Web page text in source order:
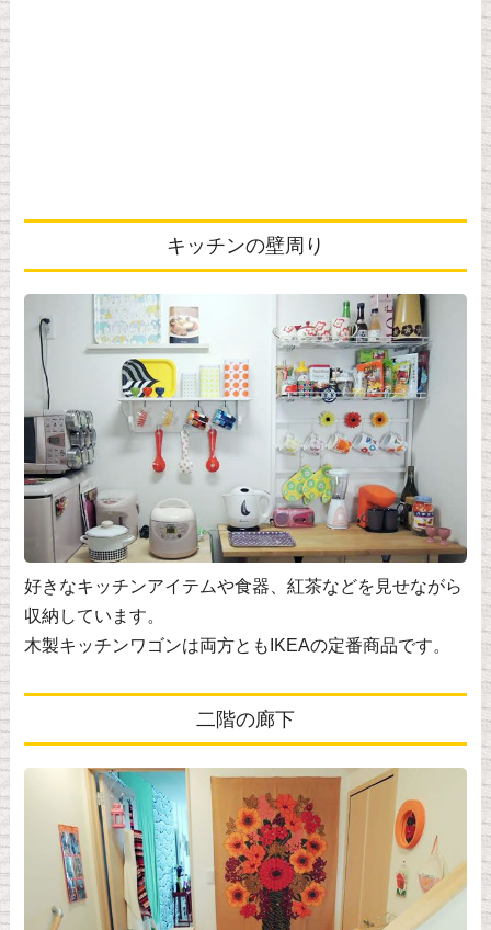
キッチンの壁周り
好きなキッチンアイテムや食器、紅茶などを見せながら
収納しています。
木製キッチンワゴンは両方ともIKEAの定番商品です。
二階の廊下